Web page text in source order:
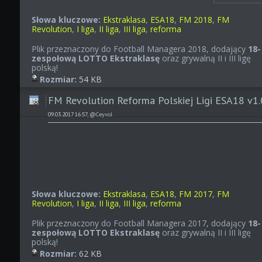
Słowa kluczowe: Ekstraklasa, ESA18, FM 2018, FM
Revolution, I liga, II liga, III liga, reforma
Plik przeznaczony do Football Managera 2018, dodający 18-
zespołową LOTTO Ekstraklasęoraz grywalną II i III ligę
polską!
Rozmiar: 54 KB
FM Revolution Reforma Polskiej Ligi ESA18
09.03.2017 16:57, @Ceyvol
Słowa kluczowe: Ekstraklasa, ESA18, FM 2017, FM
Revolution, I liga, II liga, III liga, reforma
Plik przeznaczony do Football Managera 2017, dodający 18-
zespołową LOTTO Ekstraklasęoraz grywalną II i III ligę
polską!
Rozmiar: 62 KB